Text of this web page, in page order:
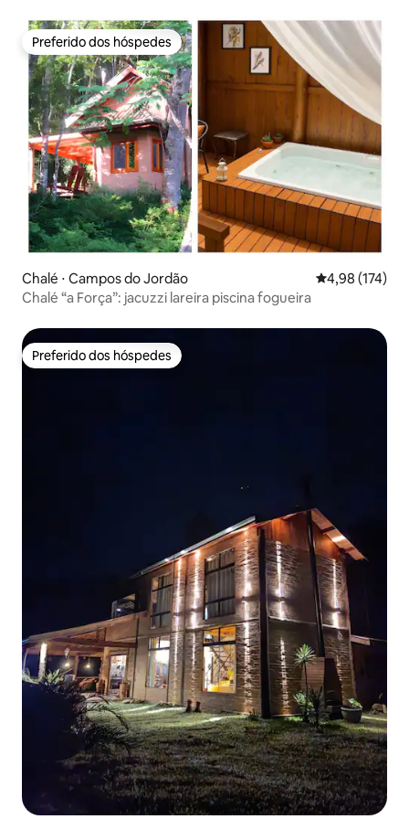
Preferido dos hóspedes
Preferido dos hóspedes
Chalé ⋅ Campos do Jordão 4,98 de uma
4,98 (174)
Chalé “a Força”: jacuzzi lareira piscina fogueira
Preferido dos hóspedes
Preferido dos hóspedes